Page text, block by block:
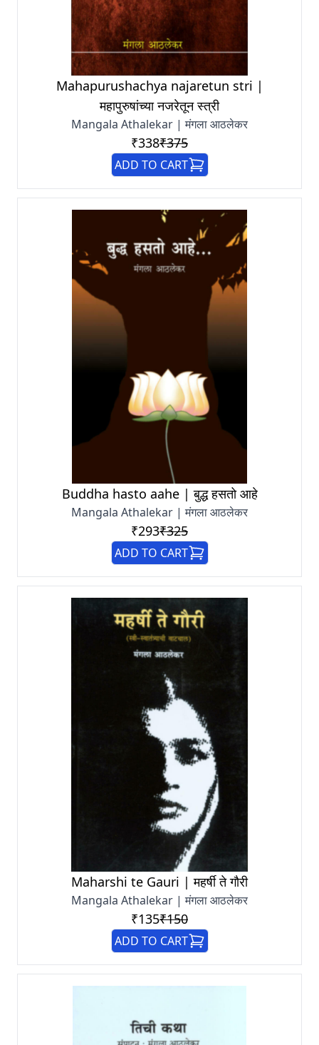
Mahapurushachya najaretun stri |
महापुरुषांच्या नजरेतून स्त्री
Mangala Athalekar | मंगला आठलेकर
₹338₹375
ADD TO CART
Buddha hasto aahe | बुद्ध हसतो आहे
Mangala Athalekar | मंगला आठलेकर
₹293₹325
ADD TO CART
Maharshi te Gauri | महर्षी ते गौरी
Mangala Athalekar | मंगला आठलेकर
₹135₹150
ADD TO CART